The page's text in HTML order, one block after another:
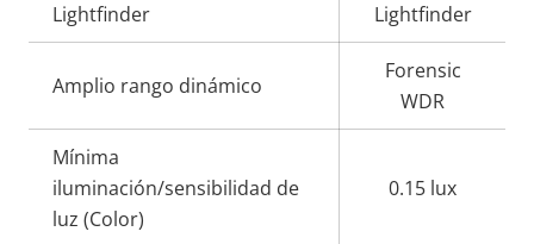
Lightfinder Lightfinder
Amplio rango dinámico
Forensic
WDR
Mínima
iluminación/sensibilidad de
luz (Color)
0.15 lux